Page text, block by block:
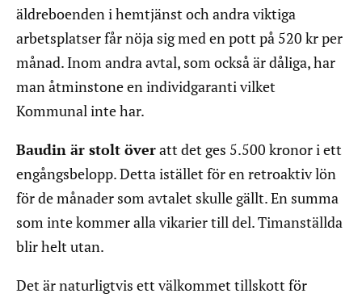
äldreboenden i hemtjänst och andra viktiga
arbetsplatser får nöja sig med en pott på 520 kr per
månad. Inom andra avtal, som också är dåliga, har
man åtminstone en individgaranti vilket
Kommunal inte har.
Baudin är stolt överatt det ges 5.500 kronor i ett
engångsbelopp. Detta istället för en retroaktiv lön
för de månader som avtalet skulle gällt. En summa
som inte kommer alla vikarier till del. Timanställda
blir helt utan.
Det är naturligtvis ett välkommet tillskott för